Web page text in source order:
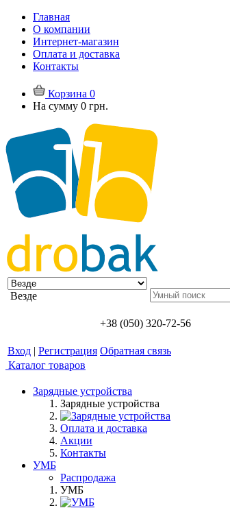
Главная
О компании
Интернет-магазин
Оплата и доставка
Контакты
Корзина 0
На сумму 0 грн.
Везде
+38 (050) 320-72-56
Вход | Регистрация Обратная связь
Каталог товаров
Зарядные устройства
Зарядные устройства
Оплата и доставка
Акции
Контакты
УМБ
Распродажа
УМБ